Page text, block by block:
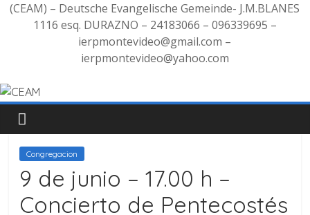
(CEAM) – Deutsche Evangelische Gemeinde- J.M.BLANES
1116 esq. DURAZNO – 24183066 – 096339695 –
ierpmontevideo@gmail.com –
ierpmontevideo@yahoo.com
Congregacion
9 de junio – 17.00 h –
Concierto de Pentecostés